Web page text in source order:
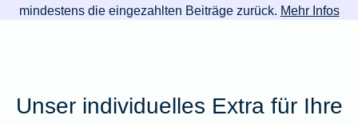
mindestens die eingezahlten Beiträge zurück. Mehr Infos
Unser individuelles Extra für Ihre